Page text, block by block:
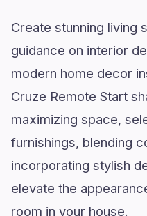
Create stunning living
guidance on interior
modern home decor
Cruze Remote Start
maximizing space,
furnishings, blending
incorporating stylish
elevate the
room in your house.